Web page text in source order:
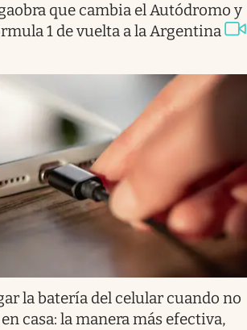
que cambia el Autódromo y
1 de vuelta a la Argentina
la batería del celular cuando no
casa: la manera más efectiva,